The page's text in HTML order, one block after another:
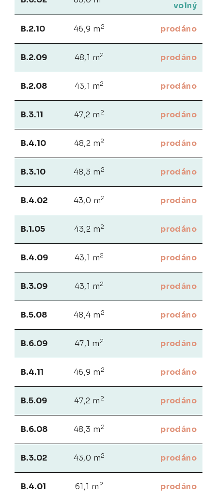
volný
B.2.10 46,9 m 2 prodáno
B.2.09 48,1 m2 prodáno
B.2.08 43,1 m2 prodáno
B.3.11 47,2 m 2 prodáno
B.4.10 48,2 m2 prodáno
B.3.10 48,3 m 2 prodáno
B.4.02 43,0 m2 prodáno
B.1.05 43,2 m2 prodáno
B.4.09 43,1 m2 prodáno
B.3.09 43,1 m2 prodáno
B.5.08 48,4 m 2 prodáno
B.6.09 47,1 m 2 prodáno
B.4.11 46,9 m 2 prodáno
B.5.09 47,2 m 2 prodáno
B.6.08 48,3 m 2 prodáno
B.3.02 43,0 m2 prodáno
B.4.01 61,1 m 2 prodáno